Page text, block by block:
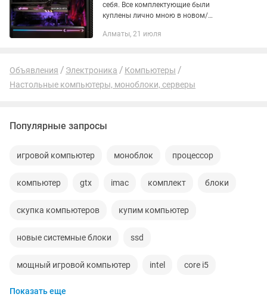
себя. Все комплектующие были
куплены лично мною в новом/
безотказно, никаких замечаний насчет
Алматы, 21 июля
Объявления Электроника
Компьютеры
Настольные компьютеры, моноблоки, серверы
Популярные запросы
игровой компьютер моноблок процессор
компьютер gtx imac комплект блоки
скупка компьютеров купим компьютер
новые системные блоки ssd
мощный игровой компьютер intel core i5
gtx 1060
Показать еще